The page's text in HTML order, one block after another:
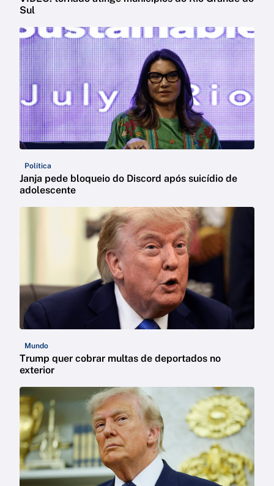
Sul
Política
Janja pede bloqueio do Discord após suicídio de
adolescente
Mundo
Trump quer cobrar multas de deportados no
exterior